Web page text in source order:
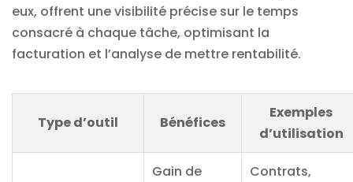
eux, offrent une visibilité précise sur le temps
consacré à chaque tâche, optimisant la
facturation et l’analyse de mettre rentabilité.
Type d’outil Bénéfices
Exemples
d’utilisation
Gain de
Contrats,